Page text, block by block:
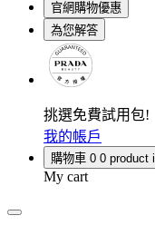
官網購物優惠
為您解答
挑選免費試用包!
我的帳戶
購物車 0 0 product
My cart